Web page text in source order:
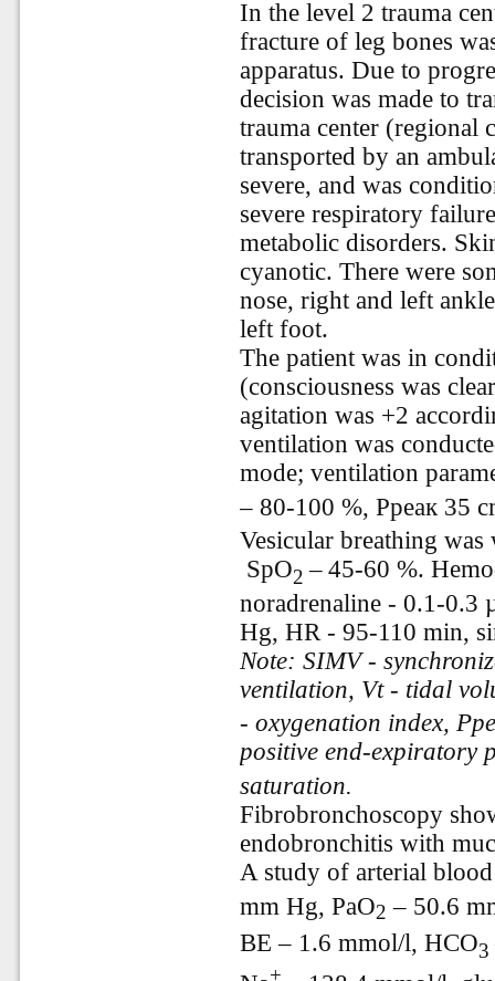
In the level 2 trauma
fracture of leg bones
apparatus. Due to
decision was made to
trauma center (regional
transported by an
severe, and was
severe respiratory
metabolic disorders.
cyanotic. There were
nose, right and left
left foot.
The patient was in
(consciousness was
agitation was +2
ventilation was
mode; ventilation
– 80-100 %, Рреак 35
Vesicular breathing was
SpO2– 45-60 %.
noradrenaline - 0.1-0.3
Hg, HR - 95-110 min,
Note: SIMV -
ventilation, Vt - tidal
- oxygenation index,
positive end-expiratory
saturation.
Fibrobronchoscopy
endobronchitis with
A study of arterial
mm Hg, PaО2 – 50.6
BE– 1.6 mmol/l, HCO3
+